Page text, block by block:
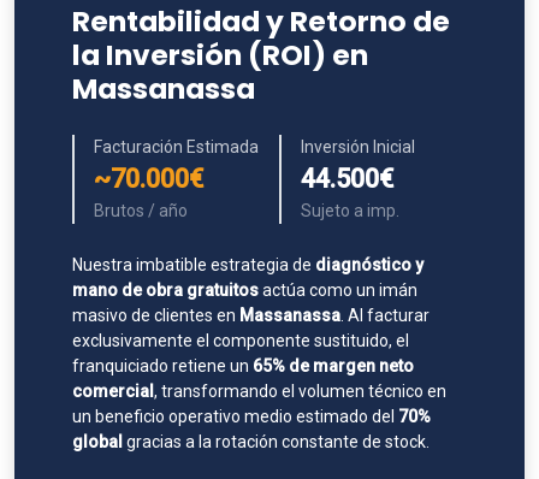
Rentabilidad y Retorno de
la Inversión (ROI) en
Massanassa
Facturación Estimada
~70.000€
Brutos / año
Inversión Inicial
44.500€
Sujeto a imp.
Nuestra imbatible estrategia de diagnóstico y
mano de obra gratuitosactúa como un imán
masivo de clientes en Massanassa . Al facturar
exclusivamente el componente sustituido, el
franquiciado retiene un 65% de margen neto
comercial , transformando el volumen técnico en
un beneficio operativo medio estimado del 70%
global gracias a la rotación constante de stock.